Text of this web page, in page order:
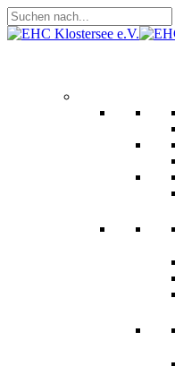
Skip
to
Close